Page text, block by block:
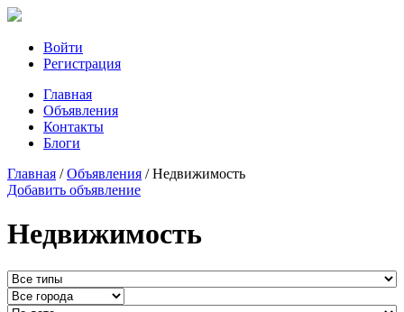
Войти
Регистрация
Главная
Объявления
Контакты
Блоги
Главная /Объявления /Недвижимость
Добавить объявление
Недвижимость